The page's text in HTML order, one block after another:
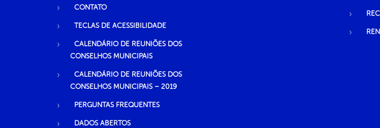
CONTATO
TECLAS DE ACESSIBILIDADE
CALENDÁRIO DE REUNIÕES DOS
CONSELHOS MUNICIPAIS
CALENDÁRIO DE REUNIÕES DOS
CONSELHOS MUNICIPAIS – 2019
PERGUNTAS FREQUENTES
DADOS ABERTOS